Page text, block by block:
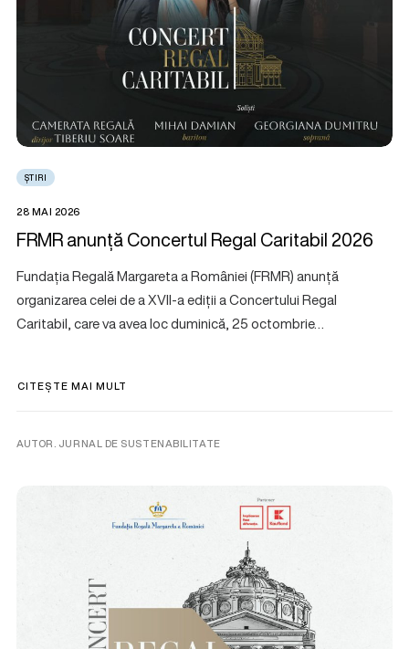
ȘTIRI
28 MAI 2026
FRMR anunță Concertul Regal Caritabil 2026
Fundația Regală Margareta a României (FRMR) anunță
organizarea celei de a XVII-a ediții a Concertului Regal
Caritabil, care va avea loc duminică, 25 octombrie…
CITEȘTE MAI MULT
AUTOR. JURNAL DE SUSTENABILITATE